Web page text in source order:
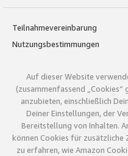
Teilnahmevereinbarung
Nutzungsbestimmungen
Auf dieser Website
(zusammenfassend „Cookies“
anzubieten, einschließlich
Deiner Einstellungen, der
Bereitstellung von Inhalten.
können Cookies für zusätzliche
zu erfahren, wie Amazon